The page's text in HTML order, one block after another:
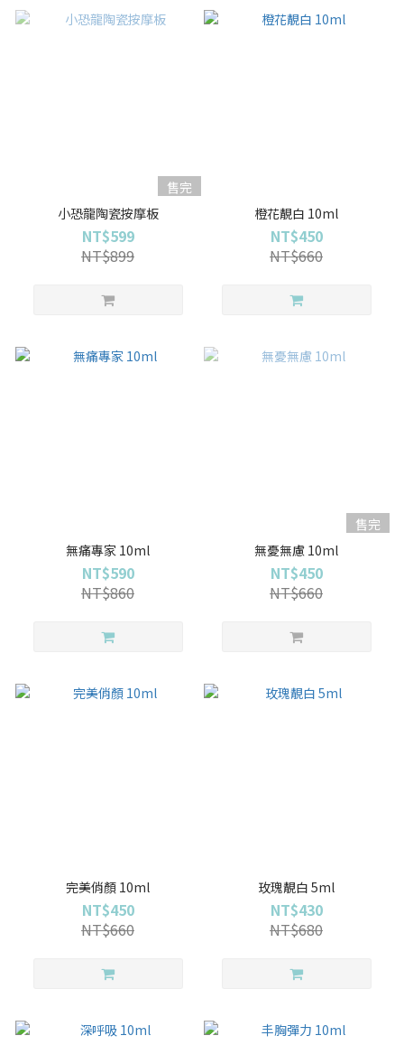
售完
小恐龍陶瓷按摩板
NT$599
NT$899
橙花靚白 10ml
NT$450
NT$660
無痛專家 10ml
NT$590
NT$860
售完
無憂無慮 10ml
NT$450
NT$660
完美俏顏 10ml
NT$450
NT$660
玫瑰靚白 5ml
NT$430
NT$680